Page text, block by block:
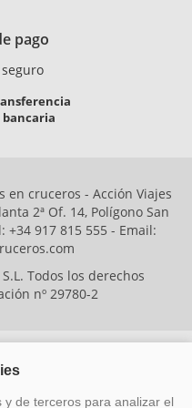
pago
seguro
bancaria
en cruceros - Acción Viajes
2ª Of. 14, Polígono San
+34 917 815 555 - Email:
Todos los derechos
nº 29780-2